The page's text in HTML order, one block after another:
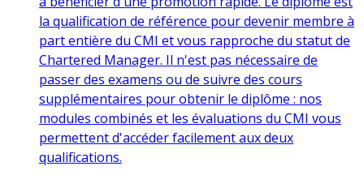
la qualification de référence pour devenir membre à
part entière du CMI et vous rapproche du statut de
Chartered Manager. Il n'est pas nécessaire de
passer des examens ou de suivre des cours
supplémentaires pour obtenir le diplôme : nos
modules combinés et les évaluations du CMI vous
permettent d'accéder facilement aux deux
qualifications.